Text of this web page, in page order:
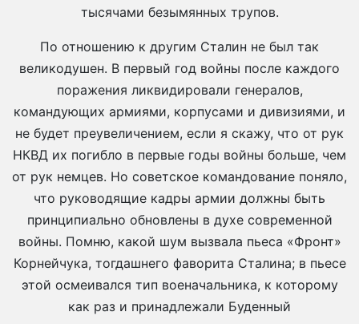
тысячами безымянных трупов.
По отношению к другим Сталин не был так
великодушен. В первый год войны после каждого
поражения ликвидировали генералов,
командующих армиями, корпусами и дивизиями, и
не будет преувеличением, если я скажу, что от рук
НКВД их погибло в первые годы войны больше, чем
от рук немцев. Но советское командование поняло,
что руководящие кадры армии должны быть
принципиально обновлены в духе современной
войны. Помню, какой шум вызвала пьеса «Фронт»
Корнейчука, тогдашнего фаворита Сталина; в пьесе
этой осмеивался тип военачальника, к которому
как раз и принадлежали Буденный